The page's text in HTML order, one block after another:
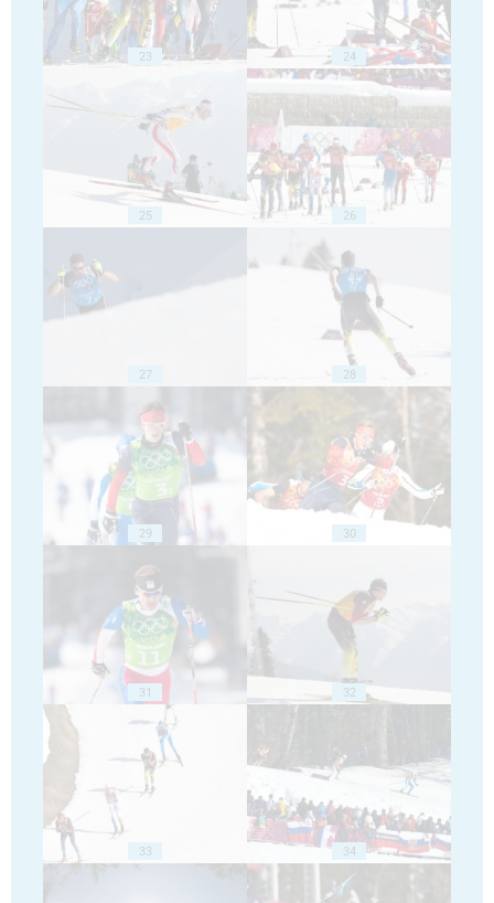
23 24
25 26
27 28
29 30
31 32
33 34